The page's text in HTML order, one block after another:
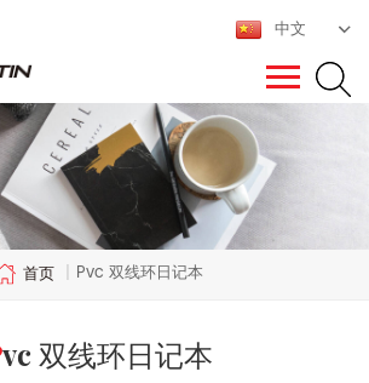
中文
首页 | Pvc 双线环日记本
Pvc 双线环日记本